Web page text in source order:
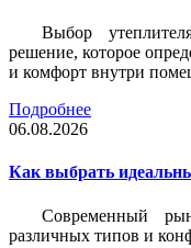
Выбор
решение, которое
и комфорт внутри
Подробнее
06.08.2026
Как выбрать
Современный
различных типов и